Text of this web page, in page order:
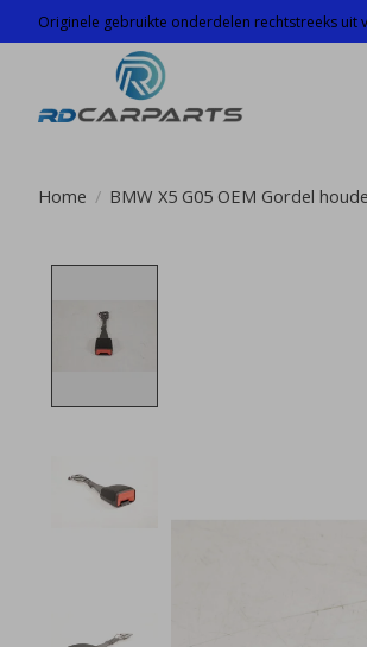
Originele gebruikte onderdelen rechtstreeks
Home / BMW X5 G05 OEM Gordel